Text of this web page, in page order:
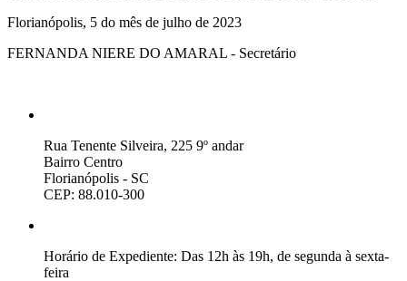
Florianópolis, 5 do mês de julho de 2023
FERNANDA NIERE DO AMARAL - Secretário
Rua Tenente Silveira, 225 9º andar
Bairro Centro
Florianópolis - SC
CEP: 88.010-300
Horário de Expediente: Das 12h às 19h, de segunda à sexta-
feira